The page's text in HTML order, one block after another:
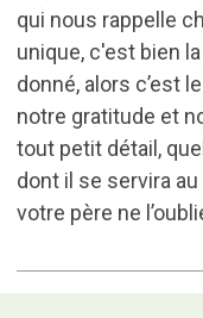
qui nous rappelle
unique, c'est bien
donné, alors c’est
notre gratitude et
tout petit détail,
dont il se servira
votre père ne